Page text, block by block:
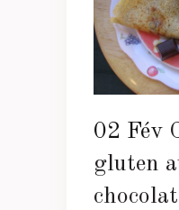
02 Fév
gluten
chocolat